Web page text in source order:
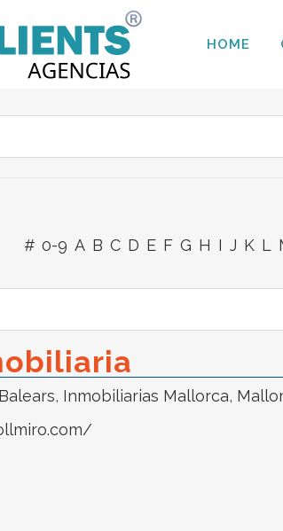
HOME
# 0-9 A B C D E F G H I J K L
, Inmobiliarias Mallorca,